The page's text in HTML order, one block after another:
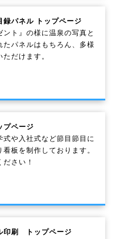
パネル トップページ
ント』の様に温泉の写真と
たパネルはもちろん、多様
だけます。
ページ
式や入社式など節目節目に
板を制作しております。
さい！
印刷 トップページ